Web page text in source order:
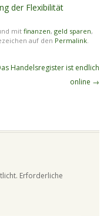
der Flexibilität
mit finanzen, geld sparen,
auf den Permalink.
Handelsregister ist endlich
online →
Erforderliche